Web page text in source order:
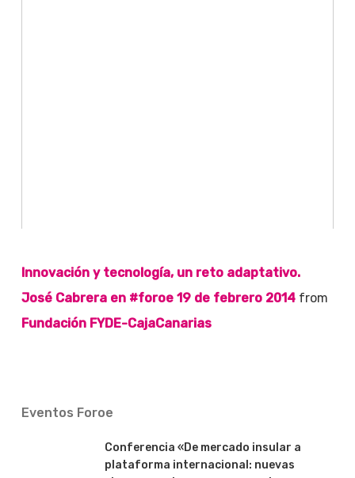
Innovación y tecnología, un reto adaptativo.
José Cabrera en #foroe 19 de febrero 2014 from
Fundación FYDE-CajaCanarias
Eventos Foroe
Conferencia «De mercado insular a
plataforma internacional: nuevas